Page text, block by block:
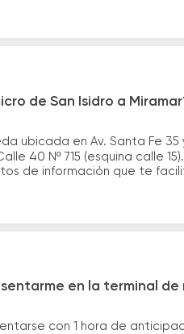
de San Isidro a
ubicada en Av. Santa Fe
40 Nº 715 (esquina calle
de información que te
en la terminal de
con 1 hora de